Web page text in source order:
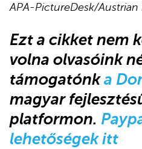
APA-PictureDesk/Austrian
Ezt a cikket nem
volna olvasóink
támogatónka
magyar
platformon.
lehetőségek itt